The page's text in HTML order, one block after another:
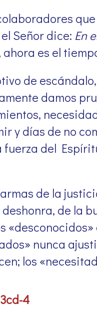
Señor dice: En
ahora es el
de
damos
y días de no
del
de la
de la
nunca
los
4